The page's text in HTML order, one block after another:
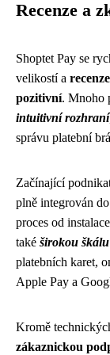
Recenze a
Shoptet Pay se
velikostí a
pozitivní. Mnoho
intuitivní rozhraní
správu platební
Začínající
plně integrován
proces od
také širokou
platebních karet,
Apple Pay a
Kromě
zákaznickou